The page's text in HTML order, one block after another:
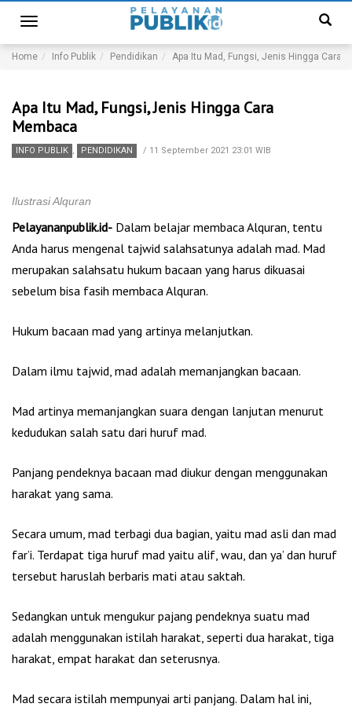
Toggle
navigation
Home Info Publik Pendidikan Apa Itu Mad, Fungsi, Jenis Hingga Cara
Apa Itu Mad, Fungsi, Jenis Hingga Cara
Membaca
INFO PUBLIK , PENDIDIKAN / 11 September 2021 23:01 WIB
Ilustrasi Alquran
Pelayananpublik.id- Dalam belajar membaca Alquran, tentu
Anda harus mengenal tajwid salahsatunya adalah mad. Mad
merupakan salahsatu hukum bacaan yang harus dikuasai
sebelum bisa fasih membaca Alquran.
Hukum bacaan mad yang artinya melanjutkan.
Dalam ilmu tajwid, mad adalah memanjangkan bacaan.
Mad artinya memanjangkan suara dengan lanjutan menurut
kedudukan salah satu dari huruf mad.
Panjang pendeknya bacaan mad diukur dengan menggunakan
harakat yang sama.
Secara umum, mad terbagi dua bagian, yaitu mad asli dan mad
far’i. Terdapat tiga huruf mad yaitu alif, wau, dan ya’ dan huruf
tersebut haruslah berbaris mati atau saktah.
Sedangkan untuk mengukur pajang pendeknya suatu mad
adalah menggunakan istilah harakat, seperti dua harakat, tiga
harakat, empat harakat dan seterusnya.
Mad secara istilah mempunyai arti panjang. Dalam hal ini,